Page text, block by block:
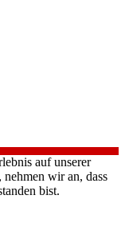
auf unserer
wir an, dass
bist.